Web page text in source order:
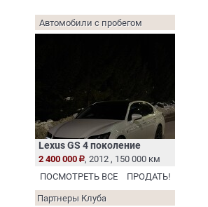
Автомобили с пробегом
Lexus GS 4 поколение
2 400 000
, 2012 , 150 000 км
ПОСМОТРЕТЬ ВСЕ
ПРОДАТЬ!
Партнеры Клуба